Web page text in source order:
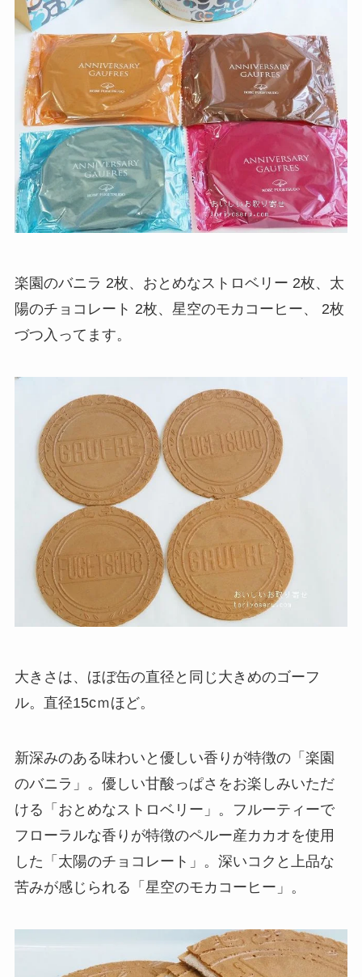
楽園のバニラ 2枚、おとめなストロベリー 2枚、太
陽のチョコレート 2枚、星空のモカコーヒー、 2枚
づつ入ってます。
大きさは、ほぼ缶の直径と同じ大きめのゴーフ
ル。直径15cｍほど。
新深みのある味わいと優しい香りが特徴の「楽園
のバニラ」。優しい甘酸っぱさをお楽しみいただ
ける「おとめなストロベリー」。フルーティーで
フローラルな香りが特徴のペルー産カカオを使用
した「太陽のチョコレート」。深いコクと上品な
苦みが感じられる「星空のモカコーヒー」。